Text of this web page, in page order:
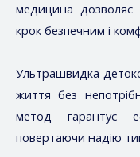
медицина
крок безпечним і
Ультрашвидка
життя без
метод гарантує
повертаючи надію